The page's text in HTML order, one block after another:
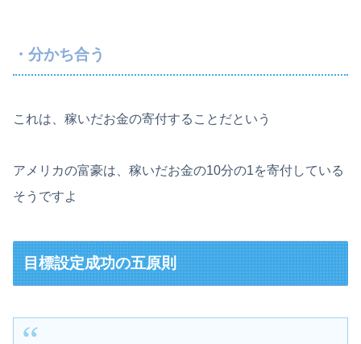
・分かち合う
これは、稼いだお金の寄付することだという
アメリカの富豪は、稼いだお金の10分の1を寄付している
そうですよ
目標設定成功の五原則